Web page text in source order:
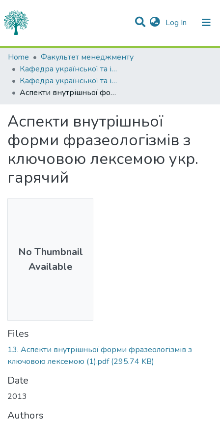
Log In (current)
Statistics
Communities & Collections
All of DSpace
Home
Факультет менеджменту
Кафедра української та іноземних мов
Кафедра української та іноземних мов
Аспекти внутрішньої форми фразеологізмів з ключовою лексемою укр. гарячий
Аспекти внутрішньої
форми фразеологізмів з
ключовою лексемою укр.
гарячий
No Thumbnail
Available
Files
13. Аспекти внутрішньої форми фразеологізмів з
ключовою лексемою (1).pdf (295.74 KB)
Date
2013
Authors